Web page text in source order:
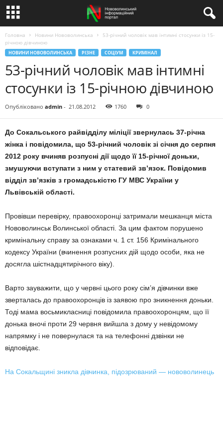
Головна Новини Нововолинська
53-річний чоловік мав інтимні стосунки із 15-
річною дівчиною
НОВИНИ НОВОВОЛИНСЬКА РІЗНЕ СОЦІУМ КРИМІНАЛ
53-річний чоловік мав інтимні
стосунки із 15-річною дівчиною
Опубліковано admin - 21.08.2012 1760 0
До Сокальського райвідділу міліції звернулась 37-річна
жінка і повідомила, що 53-річний чоловік зі січня до серпня
2012 року вчиняв розпусні дії щодо її 15-річної доньки,
змушуючи вступати з ним у статевий зв’язок. Повідомив
відділ зв’язків з громадськістю ГУ МВС України у
Львівській області.
Провівши перевірку, правоохоронці затримали мешканця міста
Нововолинськ Волинської області. За цим фактом порушено
кримінальну справу за ознаками ч. 1 ст. 156 Кримінального
кодексу України (вчинення розпусних дій щодо особи, яка не
досягла шістнадцятирічного віку).
Варто зауважити, що у червні цього року сім’я дівчинки вже
зверталась до правоохоронців із заявою про зникнення доньки.
Тоді мама восьмикласниці повідомила правоохоронцям, що її
донька вночі проти 29 червня вийшла з дому у невідомому
напрямку і не повернулася та на телефонні дзвінки не
відповідає.
На Сокальщині зникла дівчинка, підозрюваний — нововолинець